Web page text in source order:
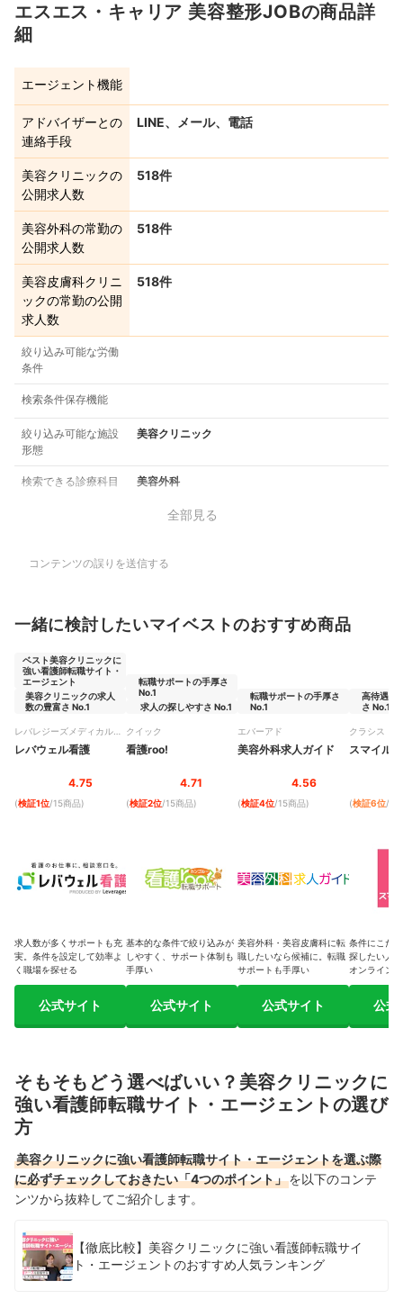
エスエス・キャリア 美容整形JOBの商品詳
細
エージェント機能
アドバイザーとの
連絡手段
LINE、メール、電話
美容クリニックの
公開求人数
518件
美容外科の常勤の
公開求人数
518件
美容皮膚科クリニ
ックの常勤の公開
求人数
518件
絞り込み可能な労働
条件
検索条件保存機能
絞り込み可能な施設
形態
美容クリニック
検索できる診療科目 美容外科
全部見る
コンテンツの誤りを送信する
一緒に検討したいマイベストのおすすめ商品
ベスト美容クリニックに
強い看護師転職サイト・
エージェント
美容クリニックの求人
数の豊富さ No.1
レバレジーズメディカルケ
アレバウェル看護
4.75
(検証1位/15商品)
求人数が多くサポートも充
実。条件を設定して効率よ
く職場を探せる
公式サイト
転職サポートの手厚さ
No.1
求人の探しやすさ No.1
クイック
看護roo!
4.71
(検証2位/15商品)
基本的な条件で絞り込みが
しやすく、サポート体制も
手厚い
公式サイト
転職サポートの手厚さ
No.1
エバーアド
美容外科求人ガイド
4.56
(検証4位/15商品)
美容外科・美容皮膚科に転
職したいなら候補に。転職
サポートも手厚い
公式サイト
高待遇求
さ No.1
クラシス
スマイル
(検証6位/15
条件にこだ
探したい人
オンライン
公式
そもそもどう選べばいい？美容クリニックに
強い看護師転職サイト・エージェントの選び
方
美容クリニックに強い看護師転職サイト・エージェントを選ぶ際
に必ずチェックしておきたい「4つのポイント」を以下のコンテ
ンツから抜粋してご紹介します。
【徹底比較】美容クリニックに強い看護師転職サイ
ト・エージェントのおすすめ人気ランキング